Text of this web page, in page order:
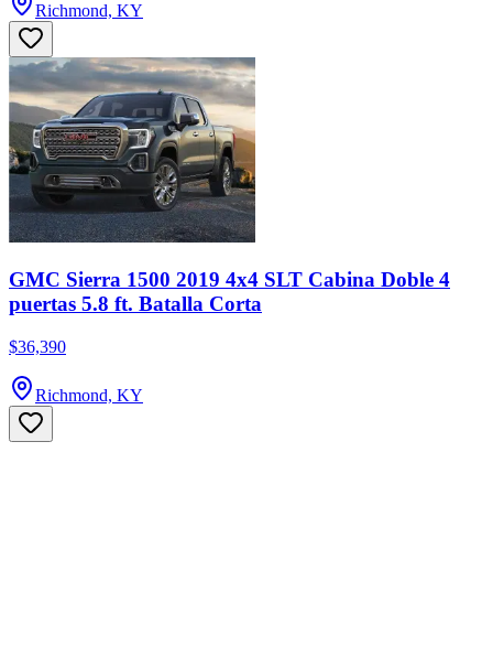
Richmond, KY
GMC Sierra 1500 2019 4x4 SLT Cabina Doble 4
puertas 5.8 ft. Batalla Corta
$36,390
Richmond, KY